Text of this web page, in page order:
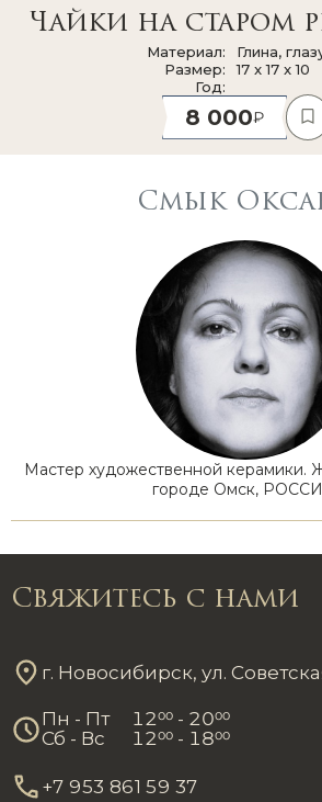
Чайки на старом
Материал
Глина,
Размер
17 x 17 x 10
Год
8 000
Смык
Мастер художественной керамики.
городе Омск,
Свяжитесь с нами
г. Новосибирск, ул.
Пн - Пт 1200 - 2000
Сб - Вс
1200 - 1800
+7 953 861 59 37